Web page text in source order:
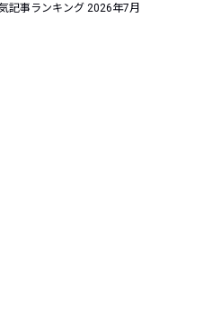
記事ランキング 2026年7月